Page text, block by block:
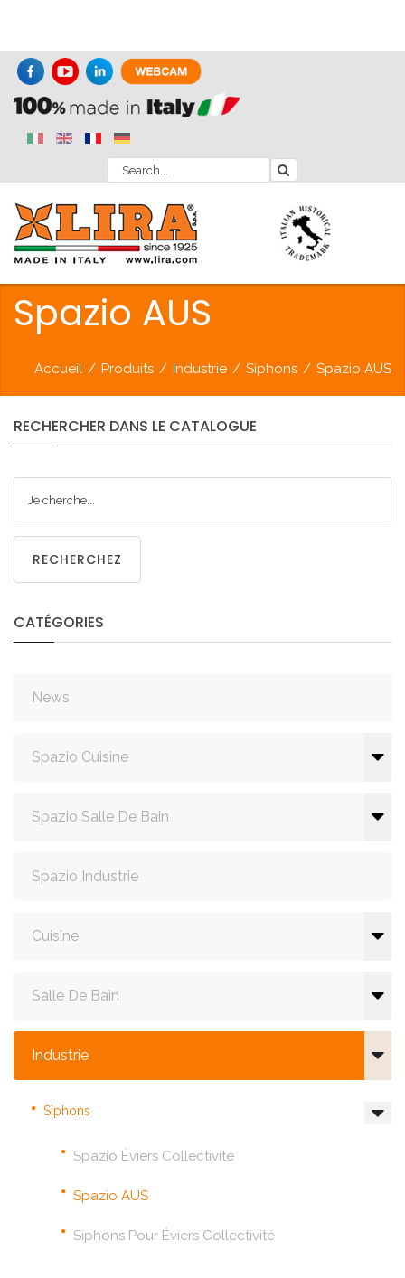
Spazio AUS
Accueil / Produits / Industrie / Siphons / Spazio AUS
RECHERCHER DANS LE CATALOGUE
RECHERCHEZ
CATÉGORIES
News
Spazio Cuisine
Spazio Salle De Bain
Spazio Industrie
Cuisine
Salle De Bain
Industrie
Siphons
Spazio Éviers Collectivité
Spazio AUS
Siphons Pour Éviers Collectivité